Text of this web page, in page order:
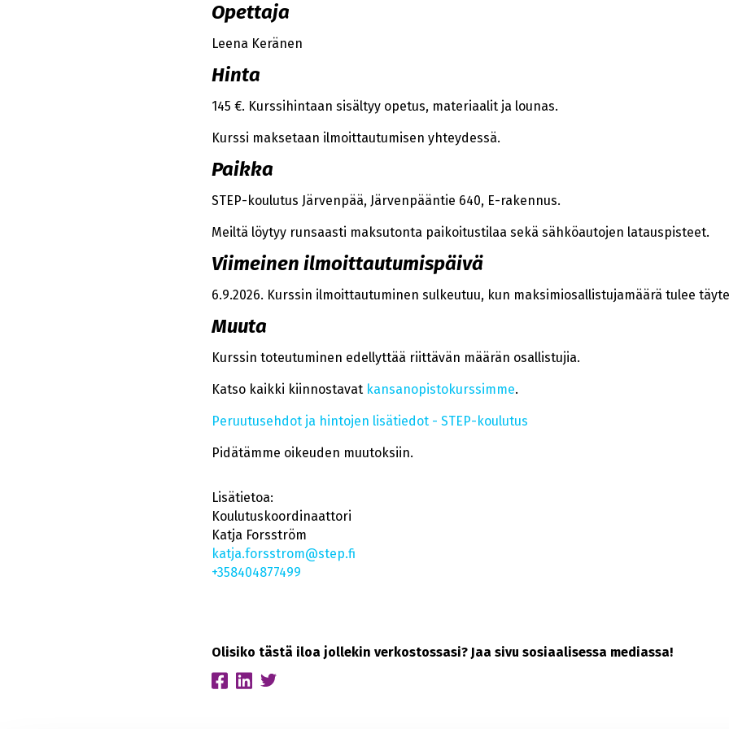
Opettaja
Leena Keränen
Hinta
145 €. Kurssihintaan sisältyy opetus, materiaalit ja lounas.
Kurssi maksetaan ilmoittautumisen yhteydessä.
Paikka
STEP-koulutus Järvenpää, Järvenpääntie 640, E-rakennus.
Meiltä löytyy runsaasti maksutonta paikoitustilaa sekä sähköautojen latauspisteet.
Viimeinen ilmoittautumispäivä
6.9.2026. Kurssin ilmoittautuminen sulkeutuu, kun maksimiosallistujamäärä tulee
Muuta
Kurssin toteutuminen edellyttää riittävän määrän osallistujia.
Katso kaikki kiinnostavat kansanopistokurssimme.
Peruutusehdot ja hintojen lisätiedot - STEP-koulutus
Pidätämme oikeuden muutoksiin.
Lisätietoa:
Koulutuskoordinaattori
Katja Forsström
katja.forsstrom@step.fi
+358404877499
Olisiko tästä iloa jollekin verkostossasi? Jaa sivu sosiaalisessa mediassa!